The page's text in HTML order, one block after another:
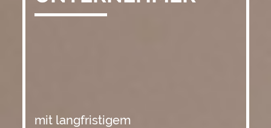
mit langfristigem